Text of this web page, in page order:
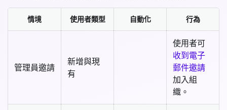
情境 使用者類型 自動化 行為
管理員邀請
新增與現
有
使用者可
收到電子
郵件邀請
加入組
織。